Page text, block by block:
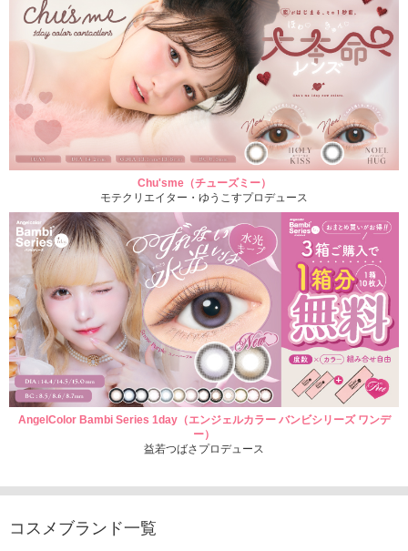
Chu'sme（チューズミー）
モテクリエイター・ゆうこすプロデュース
AngelColor Bambi Series 1day（エンジェルカラー バンビシリーズ ワンデ
ー）
益若つばさプロデュース
コスメブランド一覧